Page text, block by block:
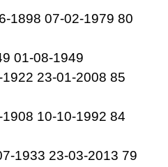
1898 07-02-1979 80
01-08-1949
23-01-2008 85
10-10-1992 84
1933 23-03-2013 79